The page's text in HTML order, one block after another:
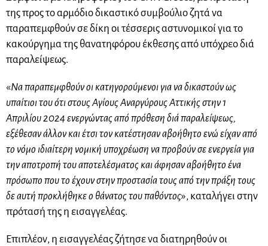
της προς το αρμόδιο δικαστικό συμβούλιο ζητά να
παραπεμφθούν σε δίκη οι τέσσερις αστυνομικοί για το
κακούργημα της θανατηφόρου έκθεσης από υπόχρεο διά
παραλείψεως.
«Να παραπεμφθούν οι κατηγορούμενοι για να δικαστούν ως
υπαίτιοι του ότι στους Αγίους Αναργύρους Αττικής στην 1
Απριλίου 2024 ενεργώντας από πρόθεση διά παραλείψεως,
εξέθεσαν άλλον και έτσι τον κατέστησαν αβοήθητο ενώ είχαν από
το νόμο ιδιαίτερη νομική υποχρέωση να προβούν σε ενεργεία για
την αποτροπή του αποτελέσματος και άφησαν αβοήθητο ένα
πρόσωπο που το έχουν στην προστασία τους από την πράξη τους
δε αυτή προκλήθηκε ο θάνατος του παθόντος», καταλήγει στην
πρότασή της η εισαγγελέας.
Επιπλέον, η εισαγγελέας ζήτησε να διατηρηθούν οι